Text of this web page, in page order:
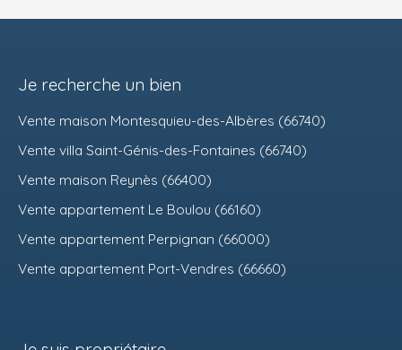
Je recherche un bien
Vente maison Montesquieu-des-Albères (66740)
Vente villa Saint-Génis-des-Fontaines (66740)
Vente maison Reynès (66400)
Vente appartement Le Boulou (66160)
Vente appartement Perpignan (66000)
Vente appartement Port-Vendres (66660)